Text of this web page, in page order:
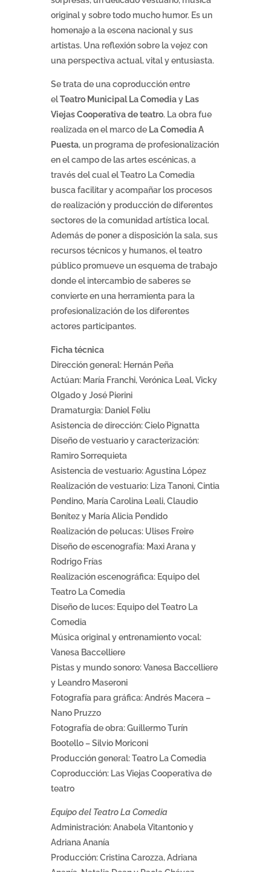
original y sobre todo mucho humor. Es un
homenaje a la escena nacional y sus
artistas. Una reflexión sobre la vejez con
una perspectiva actual, vital y entusiasta.
Se trata de una coproducción entre
elTeatro Municipal La Comediay Las
Viejas Cooperativa de teatro. La obra fue
realizada en el marco de La Comedia A
Puesta, un programa de profesionalización
en el campo de las artes escénicas, a
través del cual el Teatro La Comedia
busca facilitar y acompañar los procesos
de realización y producción de diferentes
sectores de la comunidad artística local.
Además de poner a disposición la sala, sus
recursos técnicos y humanos, el teatro
público promueve un esquema de trabajo
donde el intercambio de saberes se
convierte en una herramienta para la
profesionalización de los diferentes
actores participantes.
Ficha técnica
Dirección general: Hernán Peña
Actúan: María Franchi, Verónica Leal, Vicky
Olgado y José Pierini
Dramaturgia: Daniel Feliu
Asistencia de dirección: Cielo Pignatta
Diseño de vestuario y caracterización:
Ramiro Sorrequieta
Asistencia de vestuario: Agustina López
Realización de vestuario: Liza Tanoni, Cintia
Pendino, María Carolina Leali, Claudio
Benítez y María Alicia Pendido
Realización de pelucas: Ulises Freire
Diseño de escenografía: Maxi Arana y
Rodrigo Frías
Realización escenográfica: Equipo del
Teatro La Comedia
Diseño de luces: Equipo del Teatro La
Comedia
Música original y entrenamiento vocal:
Vanesa Baccelliere
Pistas y mundo sonoro: Vanesa Baccelliere
y Leandro Maseroni
Fotografía para gráfica: Andrés Macera –
Nano Pruzzo
Fotografía de obra: Guillermo Turín
Bootello – Silvio Moriconi
Producción general: Teatro La Comedia
Coproducción: Las Viejas Cooperativa de
teatro
Equipo del Teatro La Comedia
Administración: Anabela Vitantonio y
Adriana Ananía
Producción: Cristina Carozza, Adriana